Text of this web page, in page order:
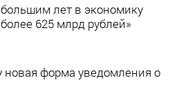
лет в экономику
625 млрд рублей»
новая форма уведомления о